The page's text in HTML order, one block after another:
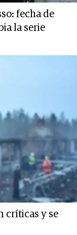
fecha de
la serie
críticas y se